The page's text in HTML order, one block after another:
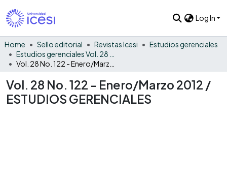
Log In
Home Sello editorial Revistas Icesi
Estudios gerenciales
Vol. 28 No. 122 - Enero/Marzo 2012 /
ESTUDIOS GERENCIALES